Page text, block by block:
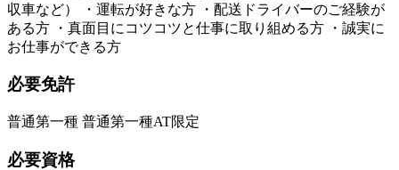
収車など） ・運転が好きな方 ・配送ドライバーのご経験が
ある方 ・真面目にコツコツと仕事に取り組める方 ・誠実に
お仕事ができる方
必要免許
普通第一種 普通第一種AT限定
必要資格